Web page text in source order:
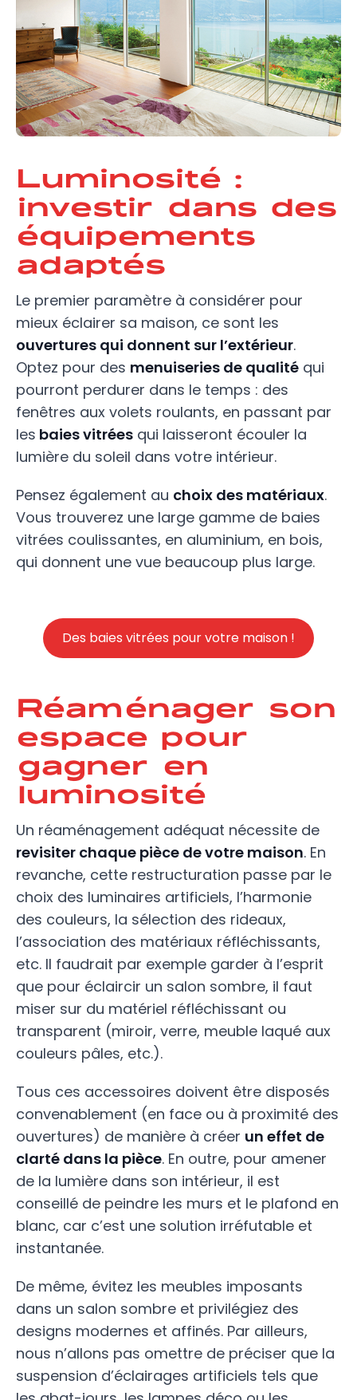
Luminosité :
investir dans des
équipements
adaptés
Le premier paramètre à considérer pour
mieux éclairer sa maison, ce sont les
ouvertures qui donnent sur l’extérieur.
Optez pour des menuiseries de qualité qui
pourront perdurer dans le temps : des
fenêtres aux volets roulants, en passant par
les baies vitrées qui laisseront écouler la
lumière du soleil dans votre intérieur.
Pensez également au choix des matériaux.
Vous trouverez une large gamme de baies
vitrées coulissantes, en aluminium, en bois,
qui donnent une vue beaucoup plus large.
Des baies vitrées pour votre maison !
Réaménager son
espace pour
gagner en
luminosité
Un réaménagement adéquat nécessite de
revisiter chaque pièce de votre maison. En
revanche, cette restructuration passe par le
choix des luminaires artificiels, l’harmonie
des couleurs, la sélection des rideaux,
l’association des matériaux réfléchissants,
etc. Il faudrait par exemple garder à l’esprit
que pour éclaircir un salon sombre, il faut
miser sur du matériel réfléchissant ou
transparent (miroir, verre, meuble laqué aux
couleurs pâles, etc.).
Tous ces accessoires doivent être disposés
convenablement (en face ou à proximité des
ouvertures) de manière à créer un effet de
clarté dans la pièce. En outre, pour amener
de la lumière dans son intérieur, il est
conseillé de peindre les murs et le plafond en
blanc, car c’est une solution irréfutable et
instantanée.
De même, évitez les meubles imposants
dans un salon sombre et privilégiez des
designs modernes et affinés. Par ailleurs,
nous n’allons pas omettre de préciser que la
suspension d’éclairages artificiels tels que